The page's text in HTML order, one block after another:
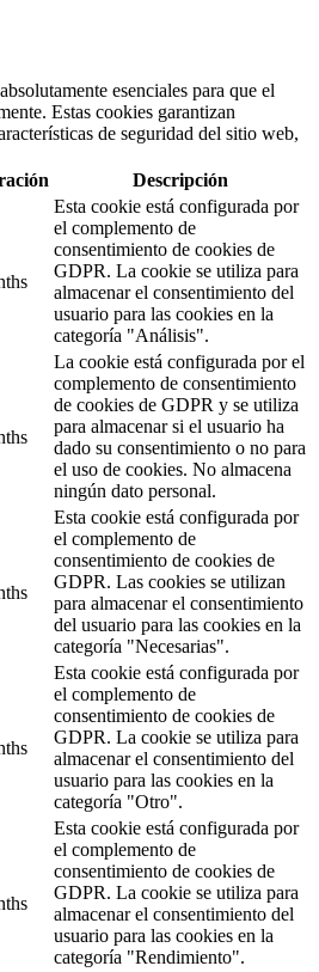
esenciales para que el
Estas cookies garantizan
de seguridad del sitio web,
Descripción
Esta cookie está configurada por
el complemento de
consentimiento de cookies de
GDPR. La cookie se utiliza para
almacenar el consentimiento del
usuario para las cookies en la
categoría "Análisis".
La cookie está configurada por el
complemento de consentimiento
de cookies de GDPR y se utiliza
para almacenar si el usuario ha
dado su consentimiento o no para
el uso de cookies. No almacena
ningún dato personal.
Esta cookie está configurada por
el complemento de
consentimiento de cookies de
GDPR. Las cookies se utilizan
para almacenar el consentimiento
del usuario para las cookies en la
categoría "Necesarias".
Esta cookie está configurada por
el complemento de
consentimiento de cookies de
GDPR. La cookie se utiliza para
almacenar el consentimiento del
usuario para las cookies en la
categoría "Otro".
Esta cookie está configurada por
el complemento de
consentimiento de cookies de
GDPR. La cookie se utiliza para
almacenar el consentimiento del
usuario para las cookies en la
categoría "Rendimiento".